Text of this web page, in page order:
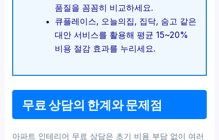
품질을 꼼꼼히 비교하세요.
큐플레이스, 오늘의집, 집닥, 숨고 같은
대안 서비스를 활용해 평균 15~20%
비용 절감 효과를 누리세요.
무료 상담의 한계와 문제점
아파트 인테리어 무료 상담은 초기 비용 부담 없이 여러